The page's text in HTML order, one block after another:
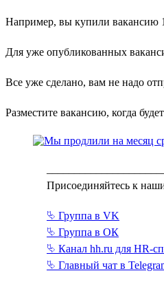
Например, вы купили вакансию
Для уже опубликованных
Все уже сделано, вам не надо
Разместите вакансию, когда
Присоединяйтесь к
⮱ Группа в VK
⮱ Группа в ОК
⮱ Канал hh.ru для HR-
⮱ Главный чат в